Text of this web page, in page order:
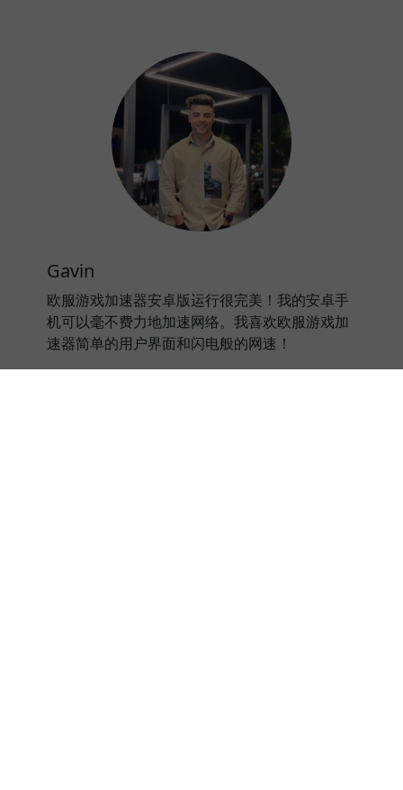
Gavin
欧服游戏加速器安卓版运行很完美！我的安卓手
机可以毫不费力地加速网络。我喜欢欧服游戏加
速器简单的用户界面和闪电般的网速！